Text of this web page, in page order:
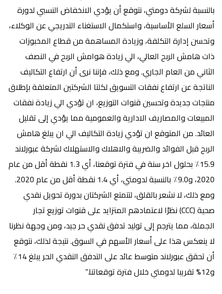
بالنسبة لشركة دومتي، نتوقع أن يؤدي الانخفاض النسبي لدورة
أسعار السلع الأساسية، واستكمال الاستغناء التدريجي عن الوكلاء،
وتحسن إدارة التكلفة، وزيادة المساهمة من قطاع المخبوزات
ذات هامش الربح العالي، الي زيادة هوامش الربح في النصف
الثاني من العام الجاري. ومع ذلك، فإننا نرى أن ارتفاع التكاليف
الناتجة عن ارتفاع نفقات التسويق لكلتا الشركتين المتعلقة بإطلاق
منتجات جديدة وتحسين قنوات التوزيع، ان تؤدي الي زيادة نفقات
المبيعات والمصاريف الادارية والعمومية مما يؤدي إلى تقليل
العائد. من المتوقع ان تؤدي زيادة التكاليف الي ان يبلغ هامش
الربح قبل الفوائد والضريبة والاهلاك والاستهلاك لشركة عبورلاند
15.9٪ بحلول اخر سنة في فترة توقعنا، أي 1.3 نقطة أقل من عام
2020، و9.0٪ بالنسبة لدومتي، أي 1.4 نقطة أقل من عام 2020.
ومع ذلك، لا نشعر بالقلق، لتتمتع الشركتان بدورة تحويل نقدي
صحية (CCC) نظرًا لاعتمادهم المتزايد على قنوات توزيع تجار
الجملة، مما يترجم إلى توليد تدفق نقدي حر جيد، ومن وجهة نظرنا
لا ينعكس هذا على أسعار الأسهم في السوق. نتيجة لذلك، نتوقع
أن تحقق عبورلاند متوسط عائد على التدفق النقدي الحر يبلغ 14٪
و12% تقريبا لدومتي خلال فترة توقعاتنا.”